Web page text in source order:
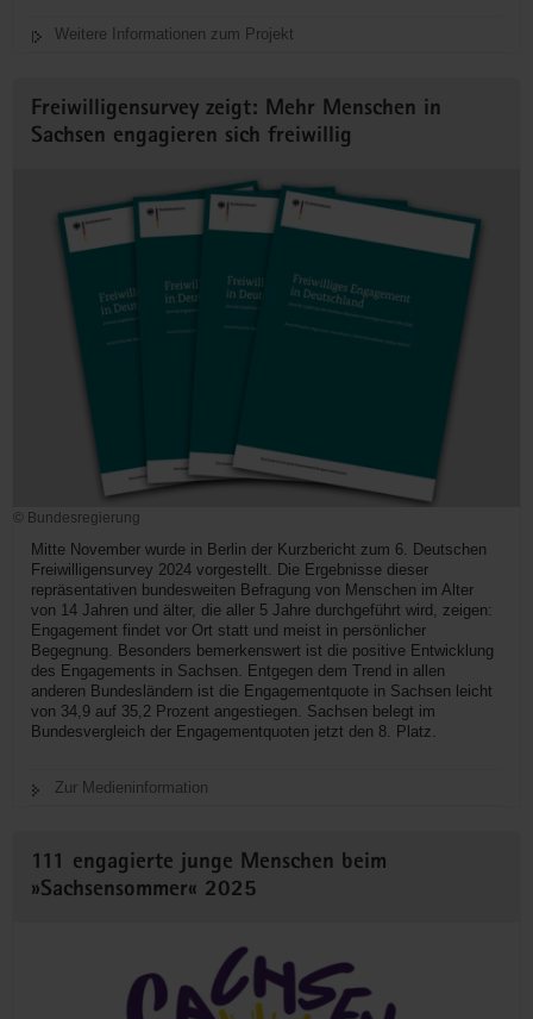
Weitere Informationen zum Projekt
Freiwilligensurvey zeigt: Mehr Menschen in
Sachsen engagieren sich freiwillig
© Bundesregierung
Mitte November wurde in Berlin der Kurzbericht zum 6. Deutschen
Freiwilligensurvey 2024 vorgestellt. Die Ergebnisse dieser
repräsentativen bundesweiten Befragung von Menschen im Alter
von 14 Jahren und älter, die aller 5 Jahre durchgeführt wird, zeigen:
Engagement findet vor Ort statt und meist in persönlicher
Begegnung. Besonders bemerkenswert ist die positive Entwicklung
des Engagements in Sachsen. Entgegen dem Trend in allen
anderen Bundesländern ist die Engagementquote in Sachsen leicht
von 34,9 auf 35,2 Prozent angestiegen. Sachsen belegt im
Bundesvergleich der Engagementquoten jetzt den 8. Platz.
Zur Medieninformation
111 engagierte junge Menschen beim
»Sachsensommer« 2025